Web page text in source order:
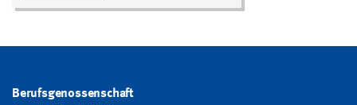
Berufsgenossenschaft